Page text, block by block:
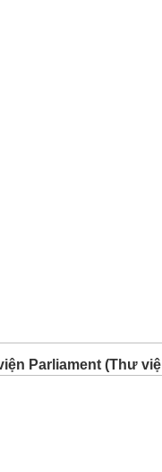
Parliament (Thư